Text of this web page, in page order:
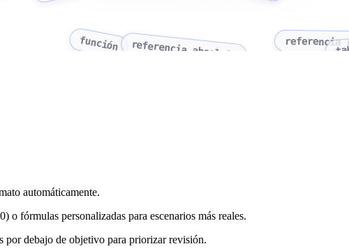
función referencia absoluta referencia
automáticamente.
o fórmulas personalizadas para escenarios más reales.
por debajo de objetivo para priorizar revisión.